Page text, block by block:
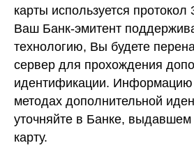
карты используется
Ваш Банк-эмитент
технологию, Вы будете
сервер для прохождения
идентификации. Информацию
методах дополнительной
уточняйте в Банке,
карту.